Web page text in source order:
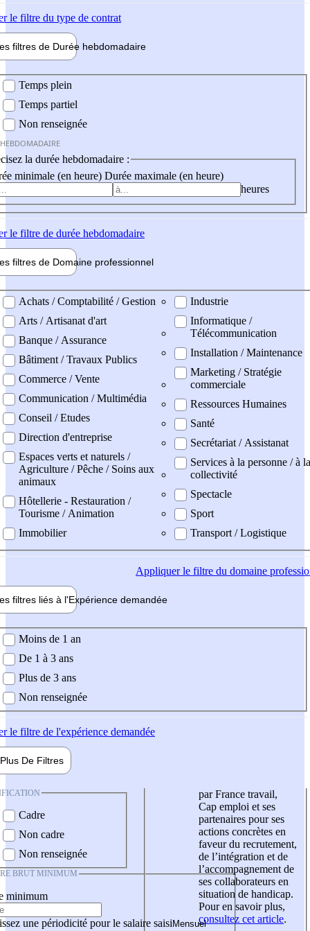
le filtre du type de contrat
filtres de Durée hebdomadaire
Temps plein
Temps partiel
Non renseignée
la durée hebdomadaire :
minimale (en heure) Durée maximale (en heure)
heures
le filtre de durée hebdomadaire
filtres de Domaine professionnel
professionel
Achats / Comptabilité / Gestion
Arts / Artisanat d'art
Banque / Assurance
Bâtiment / Travaux Publics
Commerce / Vente
Communication / Multimédia
Conseil / Etudes
Direction d'entreprise
Espaces verts et naturels /
Agriculture / Pêche / Soins aux
animaux
Hôtellerie - Restauration /
Tourisme / Animation
Immobilier
Industrie
Informatique /
Télécommunication
Installation / Maintenance
Marketing / Stratégie
commerciale
Ressources Humaines
Santé
Secrétariat / Assistanat
Services à la personne / à la
collectivité
Spectacle
Sport
Transport / Logistique
Appliquerle filtre du domaine
filtres liés à l'Expérience demandée
demandée
Moins de 1 an
De 1 à 3 ans
Plus de 3 ans
Non renseignée
le filtre de l'expérience demandée
Plus De Filtres
Cadre
Non cadre
Non renseignée
BRUT MINIMUM
minimum
une périodicité pour le salaire saisi
par France travail,
Cap emploi et ses
partenaires pour ses
actions concrètes en
faveur du recrutement,
de l’intégration et de
l’accompagnement de
ses collaborateurs en
situation de handicap.
Pour en savoir plus,
consultez cet article.